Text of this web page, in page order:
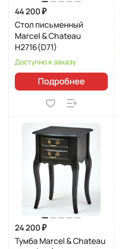
44 200 ₽
Стол письменный
Marcel & Chateau
H2716(D71)
Доступно к заказу
Подробнее
24 200 ₽
Тумба Marcel & Chateau